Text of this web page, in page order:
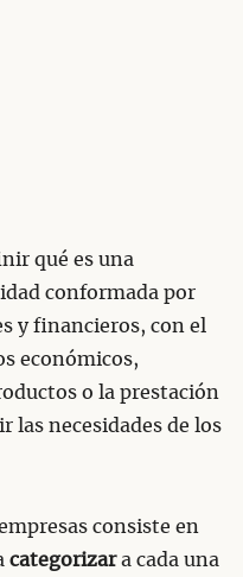
qué es una
conformada por
y financieros, con el
económicos,
o la prestación
las necesidades de los
consiste en
categorizara cada una